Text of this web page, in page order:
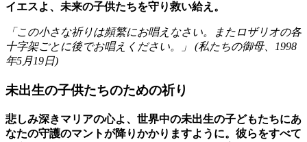
イエスよ、未来の子供たちを守り救い給え。
「この小さな祈りは頻繁にお唱えなさい。またロザリオの各
十字架ごとに後でお唱えください。」 (私たちの御母、
1998
年5月19日)
未出生の子供たちのための祈り
悲しみ深きマリアの心よ、世界中の未出生の子どもたちにあ
なたの守護のマントが降りかかりますように。彼らをすべて